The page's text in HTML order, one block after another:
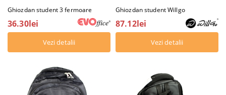
Ghiozdan student 3 fermoare
36.30lei
Vezi detalii
Ghiozdan student Willgo
87.12lei
Vezi detalii